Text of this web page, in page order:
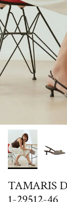
TAMARIS